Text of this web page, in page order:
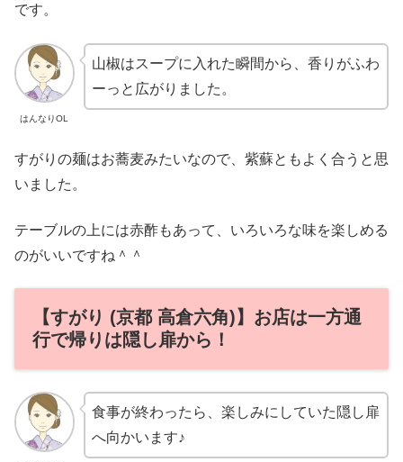
です。
はんなりOL
山椒はスープに入れた瞬間から、香りがふわ
ーっと広がりました。
すがりの麺はお蕎麦みたいなので、紫蘇ともよく合うと思
いました。
テーブルの上には赤酢もあって、いろいろな味を楽しめる
のがいいですね＾＾
【すがり (京都 高倉六角)】お店は一方通
行で帰りは隠し扉から！
食事が終わったら、楽しみにしていた隠し扉
へ向かいます♪